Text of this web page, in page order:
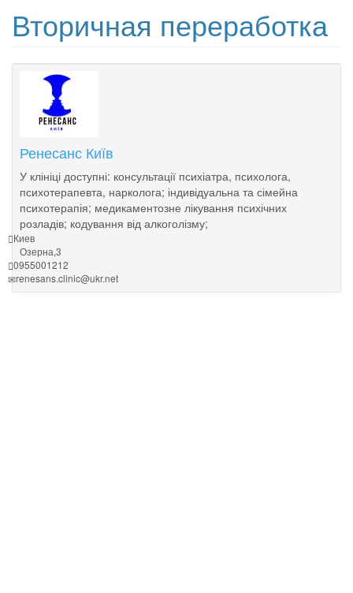
Вторичная переработка
Ренесанс Київ
У клініці доступні: консультації психіатра, психолога,
психотерапевта, нарколога; індивідуальна та сімейна
психотерапія; медикаментозне лікування психічних
розладів; кодування від алкоголізму;
Киев
Озерна,3
0955001212
renesans.clinic@ukr.net